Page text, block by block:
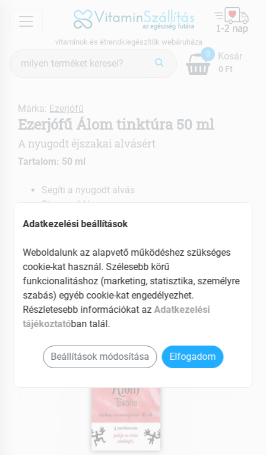
menu
vitaminok és étrendkiegészítők webáruháza
keresés
0
0 Ft
Kosár
Márka: Ezerjófű
Ezerjófű Álom tinktúra 50 ml
A nyugodt éjszakai alvásért
Tartalom: 50 ml
Segíti a nyugodt alvás
Stresszoldó
Elősegíti a fizikai és szellemi munkabírást
Adatkezelési beállítások
Weboldalunk az alapvető működéshez szükséges
cookie-kat használ. Szélesebb körű
funkcionalitáshoz (marketing, statisztika, személyre
szabás) egyéb cookie-kat engedélyezhet.
Részletesebb információkat az Adatkezelési
tájékoztatóban talál.
Beállítások módosítása Elfogadom